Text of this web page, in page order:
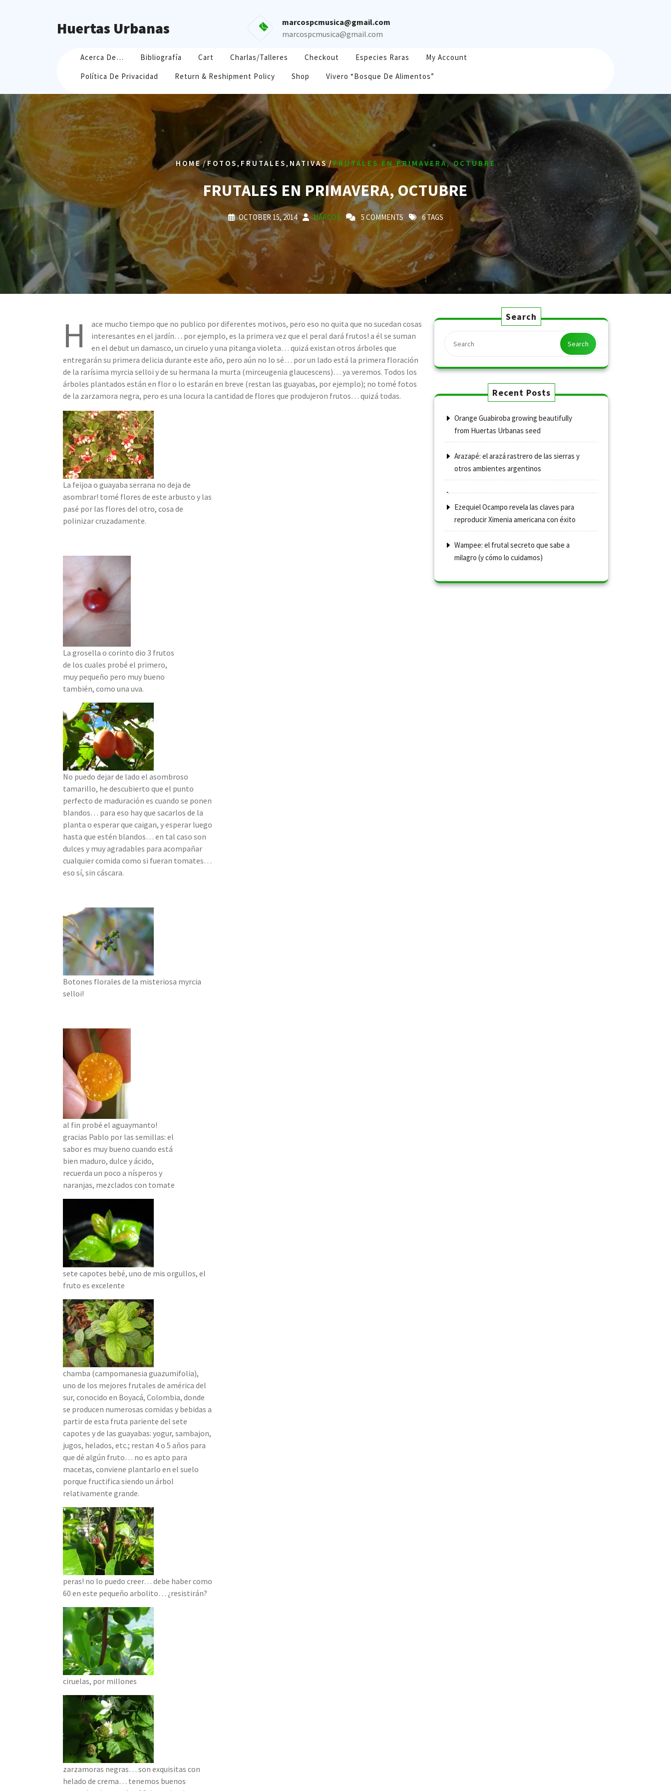
Huertas Urbanas
marcospcmusica@gmail.com
marcospcmusica@gmail.com
Acerca De… Bibliografía Cart Charlas/Talleres Checkout Especies Raras
My Account
Política De Privacidad
Return & Reshipment Policy Shop Vivero “Bosque De Alimentos”
HOME/FOTOS, FRUTALES, NATIVAS/ FRUTALES EN PRIMAVERA, OCTUBRE
FRUTALES EN PRIMAVERA, OCTUBRE
OCTOBER 15, 2014 MARCOS 5 COMMENTS 6 TAGS
H
ace mucho tiempo que no publico por diferentes motivos, pero eso no quita que no sucedan cosas
interesantes en el jardín… por ejemplo, es la primera vez que el peral dará frutos! a él se suman
en el debut un damasco, un ciruelo y una pitanga violeta… quizá existan otros árboles que
entregarán su primera delicia durante este año, pero aún no lo sé… por un lado está la primera floración
de la rarísima myrcia selloi y de su hermana la murta (mirceugenia glaucescens)… ya veremos. Todos los
árboles plantados están en flor o lo estarán en breve (restan las guayabas, por ejemplo); no tomé fotos
de la zarzamora negra, pero es una locura la cantidad de flores que produjeron frutos… quizá todas.
La feijoa o guayaba serrana no deja de
asombrar! tomé flores de este arbusto y las
pasé por las flores del otro, cosa de
polinizar cruzadamente.
La grosella o corinto dio 3 frutos
de los cuales probé el primero,
muy pequeño pero muy bueno
también, como una uva.
No puedo dejar de lado el asombroso
tamarillo, he descubierto que el punto
perfecto de maduración es cuando se ponen
blandos… para eso hay que sacarlos de la
planta o esperar que caigan, y esperar luego
hasta que estén blandos… en tal caso son
dulces y muy agradables para acompañar
cualquier comida como si fueran tomates…
eso sí, sin cáscara.
Botones florales de la misteriosa myrcia
selloi!
al fin probé el aguaymanto!
gracias Pablo por las semillas: el
sabor es muy bueno cuando está
bien maduro, dulce y ácido,
recuerda un poco a nísperos y
naranjas, mezclados con tomate
sete capotes bebé, uno de mis orgullos, el
fruto es excelente
chamba (campomanesia guazumifolia),
uno de los mejores frutales de américa del
sur, conocido en Boyacá, Colombia, donde
se producen numerosas comidas y bebidas a
partir de esta fruta pariente del sete
capotes y de las guayabas: yogur, sambajon,
jugos, helados, etc.; restan 4 o 5 años para
que dé algún fruto… no es apto para
macetas, conviene plantarlo en el suelo
porque fructifica siendo un árbol
relativamente grande.
peras! no lo puedo creer… debe haber como
60 en este pequeño arbolito… ¿resistirán?
ciruelas, por millones
zarzamoras negras… son exquisitas con
helado de crema… tenemos buenos
Search
Search
Recent Posts
Orange Guabiroba growing beautifully
from Huertas Urbanas seed
Arazapé: el arazá rastrero de las sierras y
otros ambientes argentinos
Ezequiel Ocampo revela las claves para
reproducir Ximenia americana con éxito
Wampee: el frutal secreto que sabe a
milagro (y cómo lo cuidamos)